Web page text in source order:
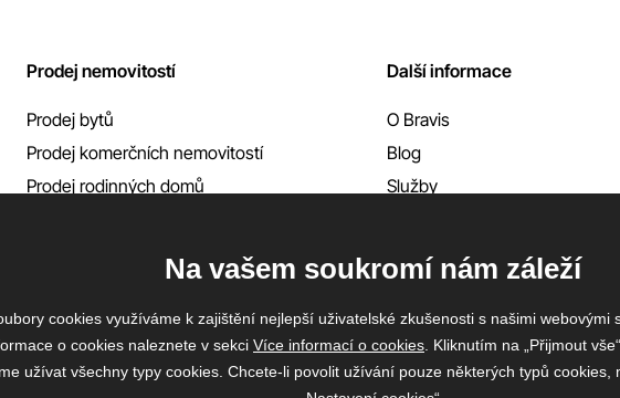
Prodej nemovitostí
Prodej bytů
Prodej komerčních nemovitostí
Prodej rodinných domů
Další informace
O Bravis
Blog
Služby
Kontakty
Na vašem soukromí nám záleží
cookies využíváme k zajištění nejlepší uživatelské zkušenosti s našimi webovými
o cookies naleznete v sekci Více informací o cookies . Kliknutím na „Přijmout
užívat všechny typy cookies. Chcete-li povolit užívání pouze některých typů cookies,